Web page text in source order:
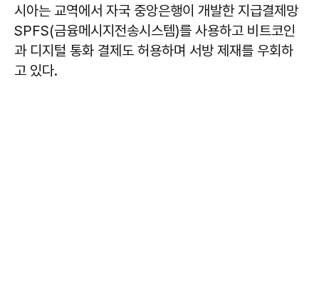
시아는 교역에서 자국 중앙은행이 개발한 지급결제망
SPFS(금융메시지전송시스템)를 사용하고 비트코인
과 디지털 통화 결제도 허용하며 서방 제재를 우회하
고 있다.